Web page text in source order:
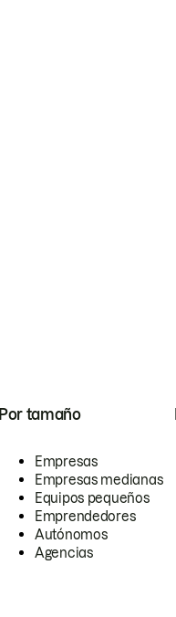
Por tamaño
Empresas
Empresas medianas
Equipos pequeños
Emprendedores
Autónomos
Agencias